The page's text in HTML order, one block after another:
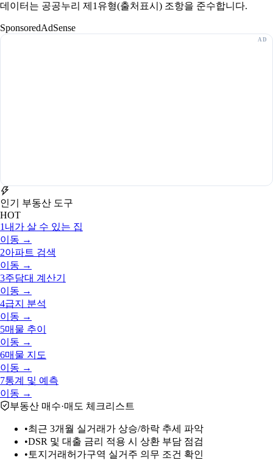
데이터는 공공누리 제1유형(출처표시) 조항을 준수합니다.
SponsoredAdSense
인기 부동산 도구
HOT
1 내가 살 수 있는 집
이동 →
2아파트 검색
이동 →
3주담대 계산기
이동 →
4급지 분석
이동 →
5매물 추이
이동 →
6매물 지도
이동 →
7통계 및 예측
이동 →
부동산 매수·매도 체크리스트
•최근 3개월 실거래가 상승/하락 추세 파악
•DSR 및 대출 금리 적용 시 상환 부담 점검
• 토지거래허가구역 실거주 의무 조건 확인